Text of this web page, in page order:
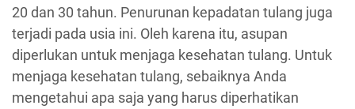
20 dan 30 tahun. Penurunan kepadatan tulang juga
terjadi pada usia ini. Oleh karena itu, asupan
diperlukan untuk menjaga kesehatan tulang. Untuk
menjaga kesehatan tulang, sebaiknya Anda
mengetahui apa saja yang harus diperhatikan